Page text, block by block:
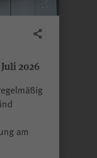
2026
am
Position
Seiten innerhalb